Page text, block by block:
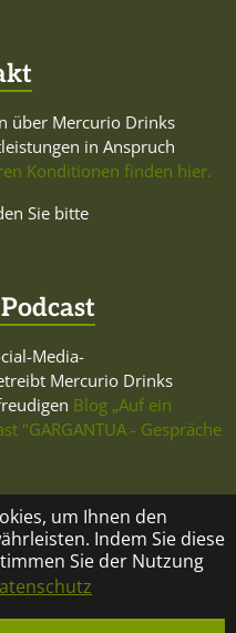
um Ihnen den
Indem Sie diese
Sie der Nutzung
über Mercurio Drinks
in Anspruch
Konditionen finden hier.
Sie bitte
Media-
Mercurio Drinks
Blog „Auf ein
"GARGANTUA - Gespräche
IMPRESSUM